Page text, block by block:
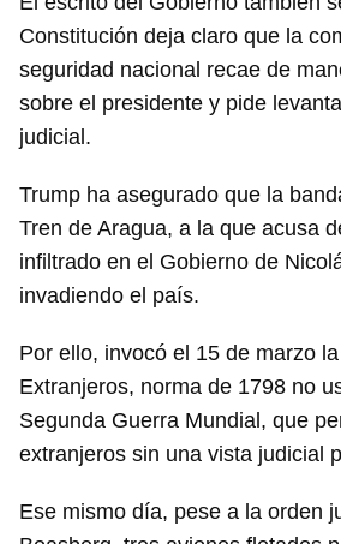
Constitución deja claro que la
seguridad nacional recae de
sobre el presidente y pide
judicial.
Trump ha asegurado que la
Tren de Aragua, a la que acusa
infiltrado en el Gobierno de
invadiendo el país.
Por ello, invocó el 15 de marzo
Extranjeros, norma de 1798 no
Segunda Guerra Mundial, que
extranjeros sin una vista judicial
Ese mismo día, pese a la orden